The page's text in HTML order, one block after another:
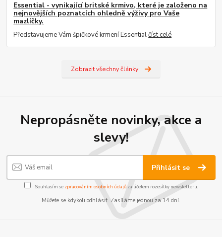
Essential - vynikající britské krmivo, které je založeno na
nejnovějších poznatcích ohledně výživy pro Vaše
mazlíčky.
Představujeme Vám špičkové krmení Essentialčíst celé
Zobrazit všechny články
Nepropásněte novinky, akce a
slevy!
Přihlásit se
Souhlasím se zpracováním osobních údajůza účelem rozesílky newsletteru.
Můžete se kdykoli odhlásit. Zasíláme jednou za 14 dní.